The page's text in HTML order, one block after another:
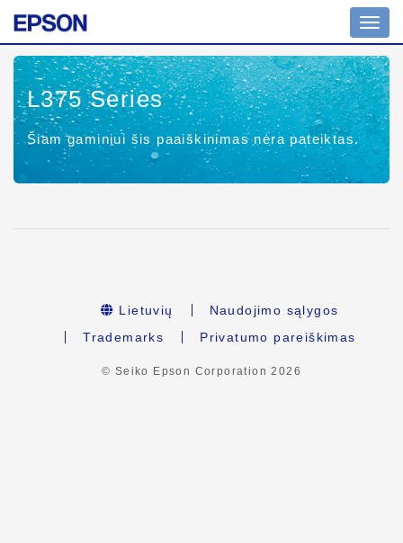
L375 Series
Šiam gaminiui šis paaiškinimas nėra pateiktas.
Lietuvių
Naudojimo sąlygos
Trademarks
Privatumo pareiškimas
© Seiko Epson Corporation2026